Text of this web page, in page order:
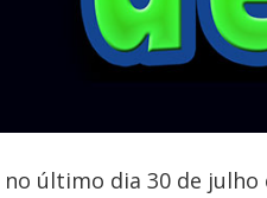
último dia 30 de julho